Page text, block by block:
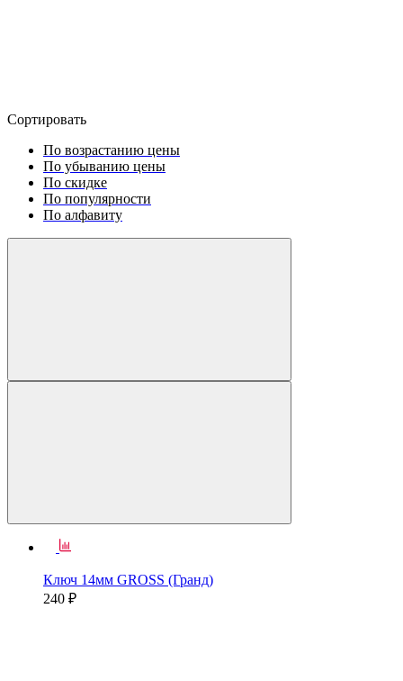
Сортировать
По возрастанию цены
По убыванию цены
По скидке
По популярности
По алфавиту
Ключ 14мм GROSS (Гранд)
240 ₽